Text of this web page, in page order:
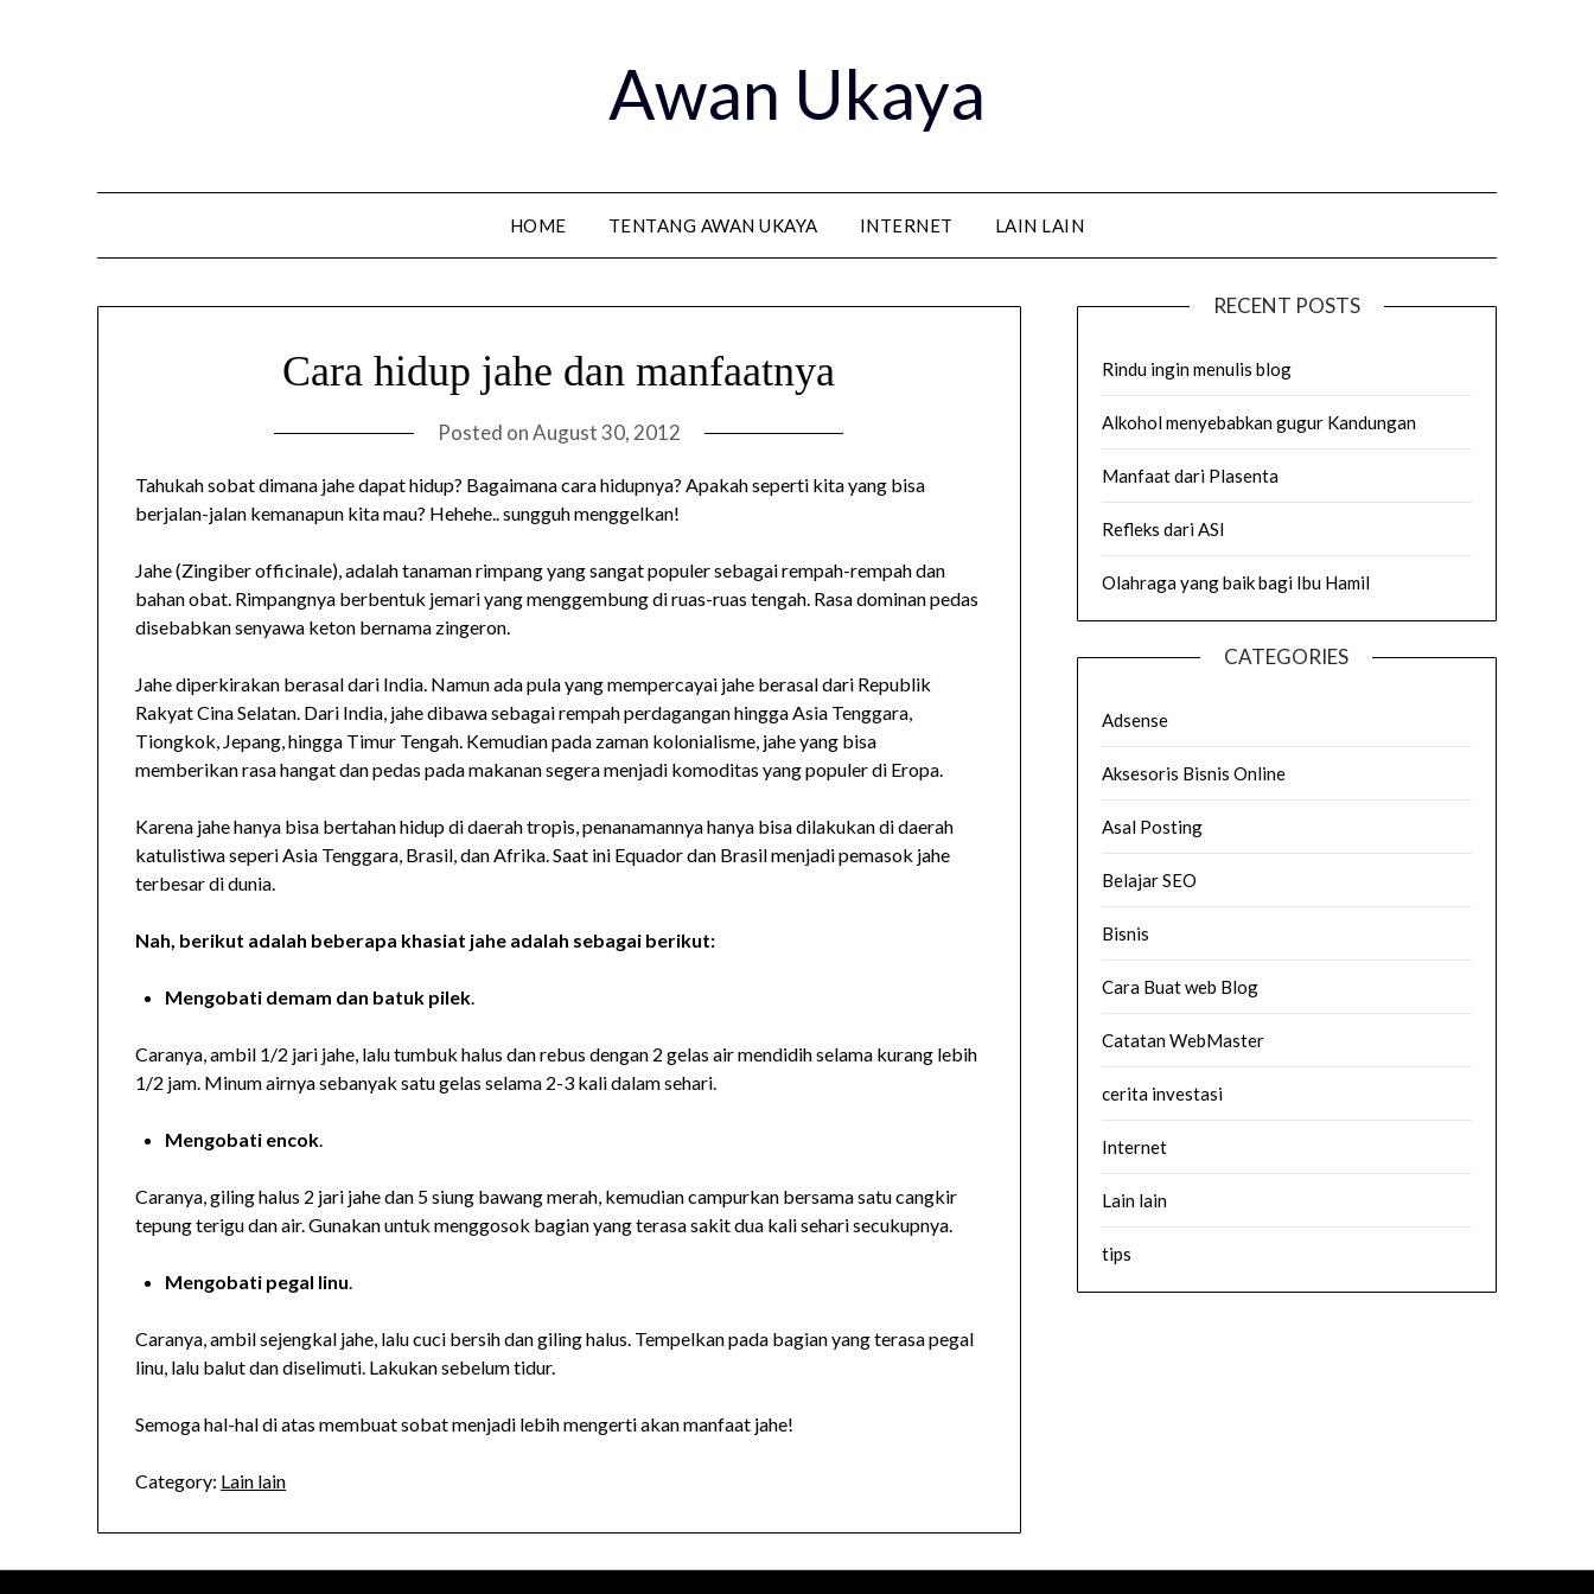
Awan Ukaya
HOME TENTANG AWAN UKAYA INTERNET LAIN LAIN
Cara hidup jahe dan manfaatnya
Posted onAugust 30, 2012
Tahukah sobat dimana jahe dapat hidup? Bagaimana cara hidupnya? Apakah seperti kita yang bisa
berjalan-jalan kemanapun kita mau? Hehehe.. sungguh menggelkan!
Jahe (Zingiber officinale), adalah tanaman rimpang yang sangat populer sebagai rempah-rempah dan
bahan obat. Rimpangnya berbentuk jemari yang menggembung di ruas-ruas tengah. Rasa dominan pedas
disebabkan senyawa keton bernama zingeron.
Jahe diperkirakan berasal dari India. Namun ada pula yang mempercayai jahe berasal dari Republik
Rakyat Cina Selatan. Dari India, jahe dibawa sebagai rempah perdagangan hingga Asia Tenggara,
Tiongkok, Jepang, hingga Timur Tengah. Kemudian pada zaman kolonialisme, jahe yang bisa
memberikan rasa hangat dan pedas pada makanan segera menjadi komoditas yang populer di Eropa.
Karena jahe hanya bisa bertahan hidup di daerah tropis, penanamannya hanya bisa dilakukan di daerah
katulistiwa seperi Asia Tenggara, Brasil, dan Afrika. Saat ini Equador dan Brasil menjadi pemasok jahe
terbesar di dunia.
Nah, berikut adalah beberapa khasiat jahe adalah sebagai berikut:
Mengobati demam dan batuk pilek.
Caranya, ambil 1/2 jari jahe, lalu tumbuk halus dan rebus dengan 2 gelas air mendidih selama kurang lebih
1/2 jam. Minum airnya sebanyak satu gelas selama 2-3 kali dalam sehari.
Mengobati encok.
Caranya, giling halus 2 jari jahe dan 5 siung bawang merah, kemudian campurkan bersama satu cangkir
tepung terigu dan air. Gunakan untuk menggosok bagian yang terasa sakit dua kali sehari secukupnya.
Mengobati pegal linu.
Caranya, ambil sejengkal jahe, lalu cuci bersih dan giling halus. Tempelkan pada bagian yang terasa pegal
linu, lalu balut dan diselimuti. Lakukan sebelum tidur.
Semoga hal-hal di atas membuat sobat menjadi lebih mengerti akan manfaat jahe!
Category: Lain lain
RECENT POSTS
Rindu ingin menulis blog
Alkohol menyebabkan gugur Kandungan
Manfaat dari Plasenta
Refleks dari ASI
Olahraga yang baik bagi Ibu Hamil
CATEGORIES
Adsense
Aksesoris Bisnis Online
Asal Posting
Belajar SEO
Bisnis
Cara Buat web Blog
Catatan WebMaster
cerita investasi
Internet
Lain lain
tips